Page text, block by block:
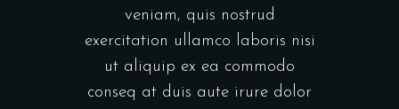
veniam, quis nostrud
exercitation ullamco laboris nisi
ut aliquip ex ea commodo
conseq at duis aute irure dolor